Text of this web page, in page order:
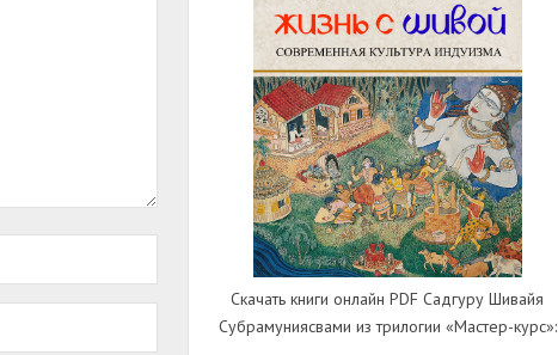
Скачать книги онлайн PDF Садгуру Шивайя
Субрамуниясвами из трилогии «Мастер-курс»: